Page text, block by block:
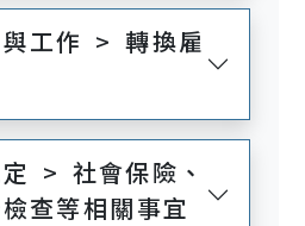
工作 > 轉換雇
> 社會保險、
查等相關事宜